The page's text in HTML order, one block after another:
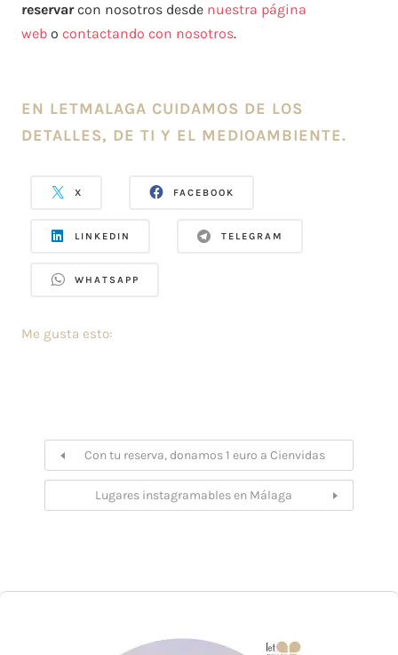
reservarcon nosotros desde nuestra página
web o contactando con nosotros.
EN LETMALAGA CUIDAMOS DE LOS
DETALLES, DE TI Y EL MEDIOAMBIENTE.
X FACEBOOK
LINKEDIN TELEGRAM
WHATSAPP
Me gusta esto:
Con tu reserva, donamos 1 euro a Cienvidas
Lugares instagramables en Málaga